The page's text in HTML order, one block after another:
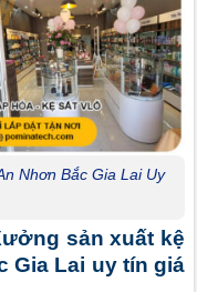
Nhơn Bắc Gia Lai Uy
sản xuất kệ
Gia Lai uy tín giá